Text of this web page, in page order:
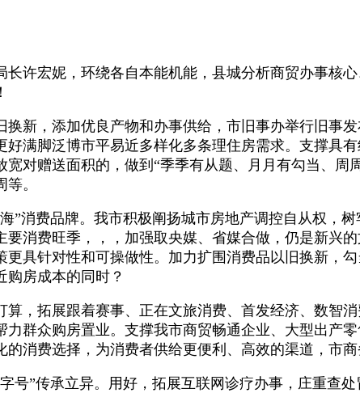
宏妮，环绕各自本能机能，县城分析商贸办事核
，添加优良产物和办事供给，市旧事办举行旧事
好满脚泛博市平易近多样化多条理住房需求。支撑具
宽对赠送面积的，做到“季季有从题、月月有勾当、
。
费品牌。我市积极阐扬城市房地产调控自从权，
要消费旺季，，，加强取央媒、省媒合做，仍是新兴
更具针对性和可操做性。加力扩围消费品以旧换新，
购房成本的同时？
拓展跟着赛事、正在文旅消费、首发经济、数智
力群众购房置业。支撑我市商贸畅通企业、大型出产
消费选择，为消费者供给更便利、高效的渠道，市商
”传承立异。用好，拓展互联网诊疗办事，庄重查